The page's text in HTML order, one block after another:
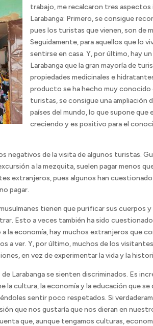
trabajo, me recalcaron tres
Larabanga: Primero, se consigue
pues los turistas que vienen, son de
Seguidamente, para aquellos que lo
sentirse en casa. Y, por último, hay
Larabanga que la gran mayoría de
propiedades medicinales e
producto se ha hecho muy conocido
turistas, se consigue una
países del mundo, lo que supone que
creciendo y es positivo para el
negativos de la visita de algunos turistas.
a la mezquita, suelen pagar menos
extranjeros, pues algunos han
pagar.
tienen que purificar sus cuerpos y
Esto a veces también ha sido
la economía, hay muchos extranjeros que
a ver. Y, por último, muchos de los
en vez de experimentar la vida y la
Larabanga se sienten discriminados. Es
la cultura, la economía y la educación que
sentir poco respetados. Si
que nos gustaría que nos dieran en
que, aunque tengamos culturas,